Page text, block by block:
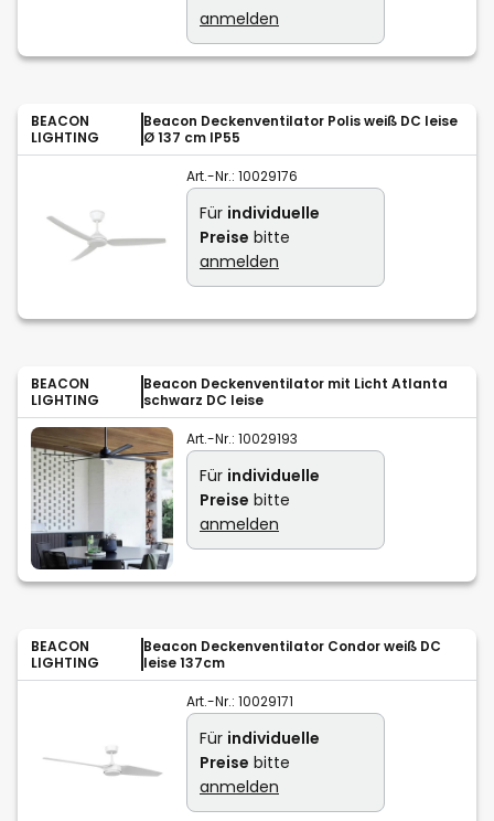
anmelden
BEACON
LIGHTING
Beacon Deckenventilator Polis weiß DC leise
Ø 137 cm IP55
Art.-Nr.: 10029176
Für individuelle
Preise bitte
anmelden
BEACON
LIGHTING
Beacon Deckenventilator mit Licht Atlanta
schwarz DC leise
Art.-Nr.: 10029193
Für individuelle
Preise bitte
anmelden
BEACON
LIGHTING
Beacon Deckenventilator Condor weiß DC
leise 137cm
Art.-Nr.: 10029171
Für individuelle
Preise bitte
anmelden